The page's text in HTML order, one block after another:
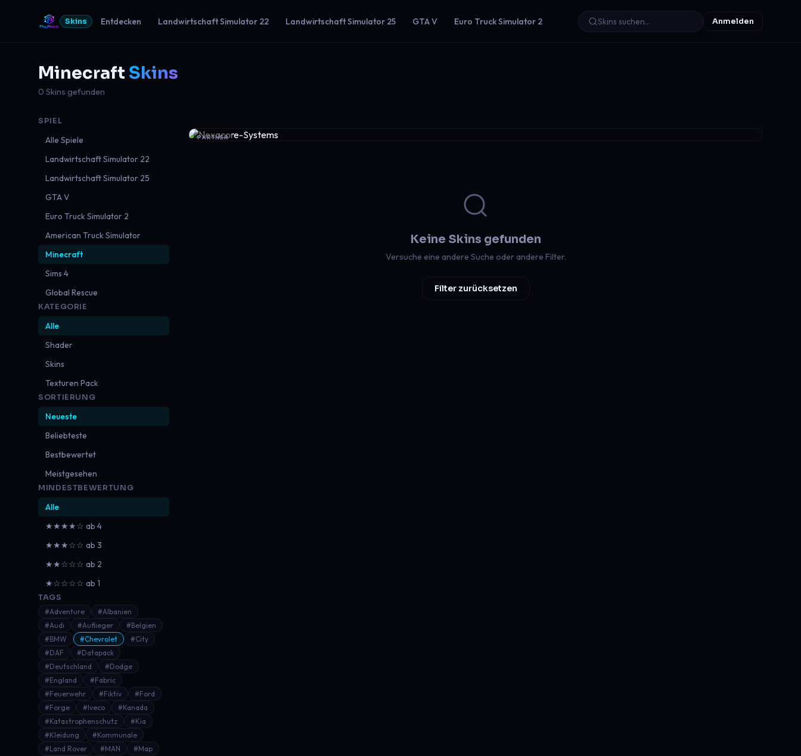
Skins Entdecken Landwirtschaft Simulator 22 Landwirtschaft Simulator 25 GTA V Euro Truck Simulator 2 Anmelden
Minecraft Skins
0 Skins gefunden
SPIEL
Alle Spiele
Landwirtschaft Simulator 22
Landwirtschaft Simulator 25
GTA V
Euro Truck Simulator 2
American Truck Simulator
Minecraft
Sims 4
Global Rescue
KATEGORIE
Alle
Shader
Skins
Texturen Pack
SORTIERUNG
Neueste
Beliebteste
Bestbewertet
Meistgesehen
MINDESTBEWERTUNG
Alle
★★★★☆ ab 4
★★★☆☆ ab 3
★★☆☆☆ ab 2
★☆☆☆☆ ab 1
TAGS
#Adventure
#Albanien
#Audi
#Auflieger
#Belgien
#BMW
#Chevrolet
#City
#DAF
#Datapack
#Deutschland
#Dodge
#England
#Fabric
#Feuerwehr
#Fiktiv
#Ford
#Forge
#Iveco
#Kanada
#Katastrophenschutz
#Kia
#Kleidung
#Kommunale
#Land Rover
#MAN
#Map
PARTNER
Keine Skins gefunden
Versuche eine andere Suche oder andere Filter.
Filter zurücksetzen